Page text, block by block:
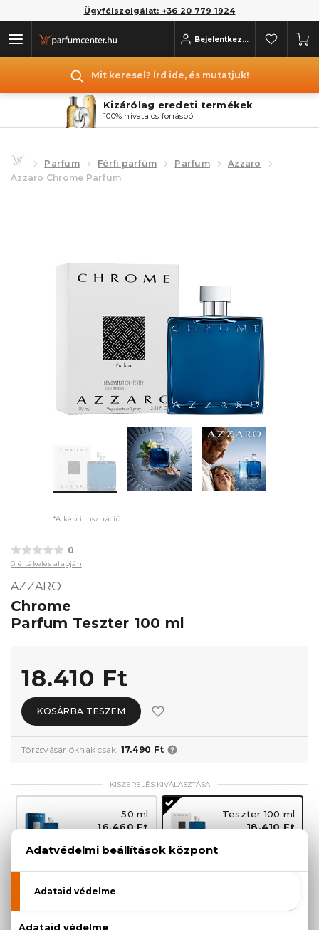
Ügyfélszolgálat: +36 20 779 1924
Bejelentkezés
Mit keresel? Írd ide, és mutatjuk!
Kizárólag eredeti termékek
100% hivatalos forrásból
Parfüm Férfi parfüm Parfum
Azzaro
Azzaro Chrome Parfum
*A kép illusztráció
0
0 értékelés alapján
AZZARO
Chrome
Parfum Teszter 100 ml
18.410 Ft
KOSÁRBA TESZEM
Törzsvásárlóknak csak: 17.490 Ft
KISZERELÉS KIVÁLASZTÁSA
50 ml
16.460 Ft
Teszter 100 ml
18.410 Ft
100 ml